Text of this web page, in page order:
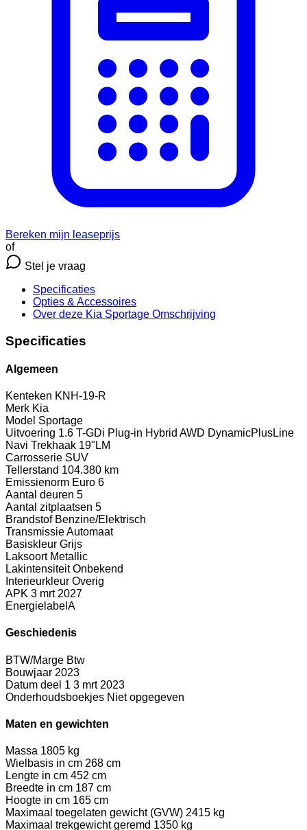
Bereken mijn leaseprijs
of
Stel je vraag
Specificaties
Opties & Accessoires
Over deze Kia Sportage Omschrijving
Specificaties
Algemeen
Kenteken KNH-19-R
Merk Kia
Model Sportage
Uitvoering 1.6 T-GDi Plug-in Hybrid AWD DynamicPlusLine
Navi Trekhaak 19"LM
Carrosserie SUV
Tellerstand 104.380 km
Emissienorm Euro 6
Aantal deuren 5
Aantal zitplaatsen 5
Brandstof Benzine/Elektrisch
TransmissieAutomaat
Basiskleur Grijs
Laksoort Metallic
Lakintensiteit Onbekend
Interieurkleur Overig
APK 3 mrt 2027
Energielabel A
Geschiedenis
BTW/Marge Btw
Bouwjaar 2023
Datum deel 1 3 mrt 2023
Onderhoudsboekjes Niet opgegeven
Maten en gewichten
Massa 1805 kg
Wielbasis in cm 268 cm
Lengte in cm 452 cm
Breedte in cm 187 cm
Hoogte in cm 165 cm
Maximaal toegelaten gewicht (GVW) 2415 kg
Maximaal trekgewicht geremd 1350 kg